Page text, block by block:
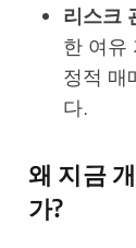
리스크
한 여유
정적 매
다.
왜 지금
가?